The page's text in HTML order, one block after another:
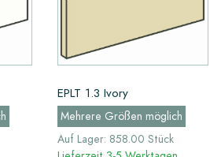
EPLT 1.3 Ivory
Mehrere Größen möglich
Auf Lager: 858.00 Stück